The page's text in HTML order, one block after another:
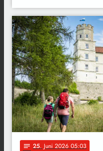
notes 25. Juni 2026 05:03